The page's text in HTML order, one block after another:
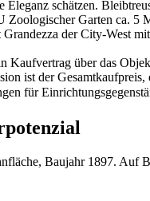
schätzen.
Garten ca. 5
der City-West
Kaufvertrag über das
ist der
für
Baujahr 1897. Auf